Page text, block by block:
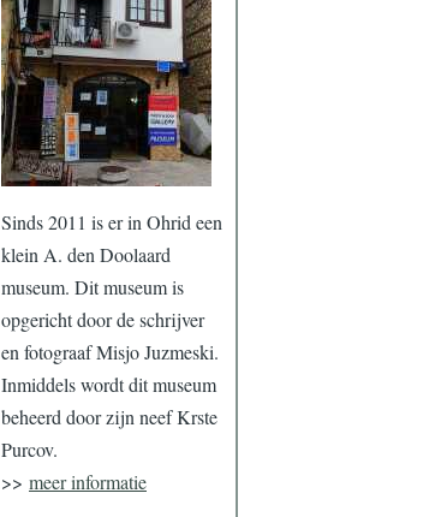
Sinds 2011 is er in Ohrid een
klein A. den Doolaard
museum. Dit museum is
opgericht door de schrijver
en fotograaf Misjo Juzmeski.
Inmiddels wordt dit museum
beheerd door zijn neef Krste
Purcov.
>> meer informatie